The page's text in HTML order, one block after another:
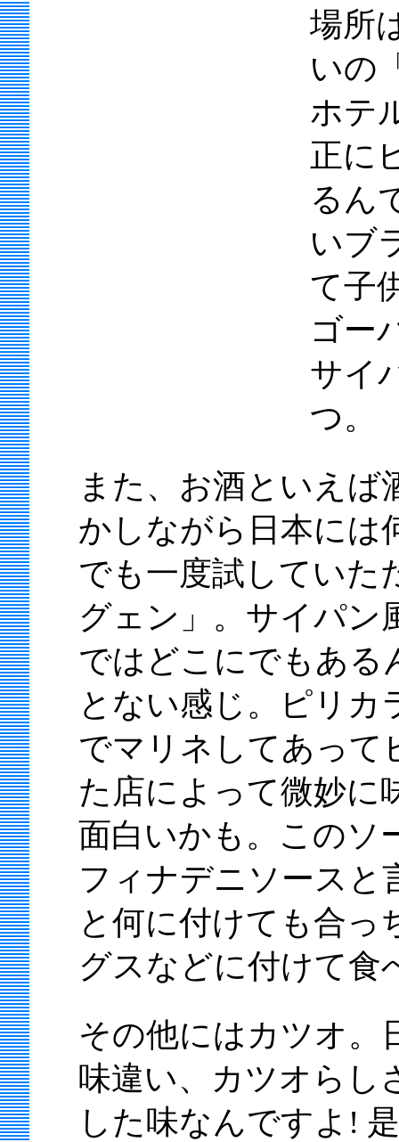
場所
いの
ホテ
正に
るん
いブ
て子
ゴー
サイ
つ。
また、お酒といえば
かしながら日本には
でも一度試していた
グェン」。サイパン
ではどこにでもある
とない感じ。ピリカ
でマリネしてあって
た店によって微妙に
面白いかも。このソ
フィナデニソースと
と何に付けても合っ
グスなどに付けて食
その他にはカツオ。
味違い、カツオらし
した味なんですよ!